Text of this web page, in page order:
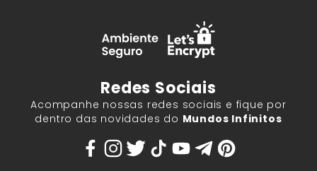
Redes Sociais
Acompanhe nossas redes sociais e fique por
dentro das novidades do Mundos Infinitos